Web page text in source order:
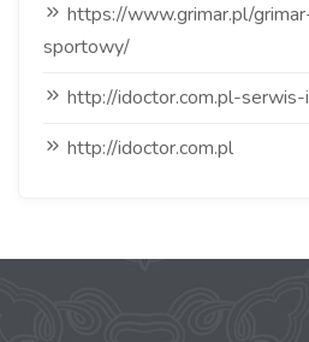
https://www.grimar.pl/
sportowy/
http://idoctor.com.pl-
http://idoctor.com.pl